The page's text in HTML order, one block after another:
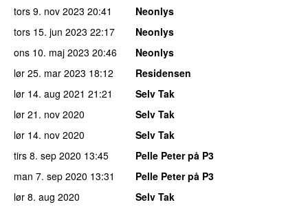
tors 9. nov 2023 20:41
Neonlys
tors 15. jun 2023 22:17
Neonlys
ons 10. maj 2023 20:46
Neonlys
lør 25. mar 2023 18:12
Residensen
lør 14. aug 2021 21:21
Selv Tak
lør 21. nov 2020
Selv Tak
lør 14. nov 2020
Selv Tak
tirs 8. sep 2020 13:45
Pelle Peter på P3
man 7. sep 2020 13:31
Pelle Peter på P3
lør 8. aug 2020
Selv Tak